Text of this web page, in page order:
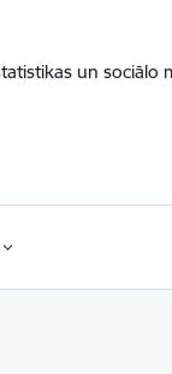
un sociālo